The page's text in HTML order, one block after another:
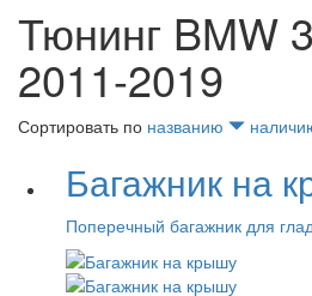
Тюнинг BMW
2011-2019
Сортировать по названию
Багажник на
Поперечный багажник для